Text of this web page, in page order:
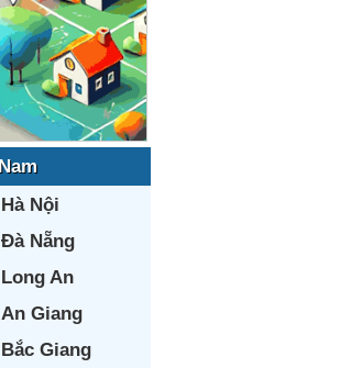
Hà Nội
Đà Nẵng
Long An
An Giang
Bắc Giang